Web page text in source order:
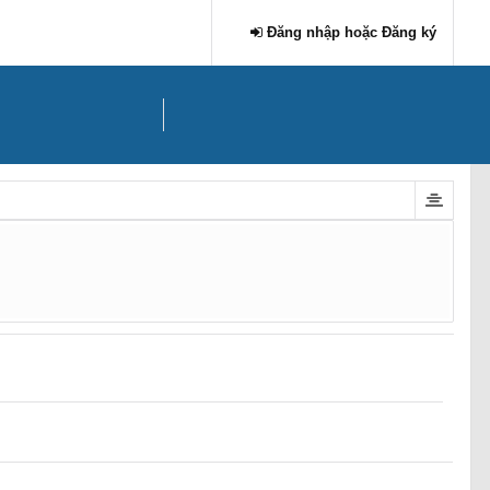
Đăng nhập hoặc Đăng ký